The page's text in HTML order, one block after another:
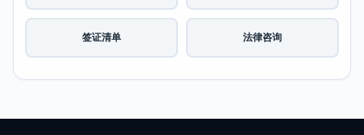
签证清单 法律咨询